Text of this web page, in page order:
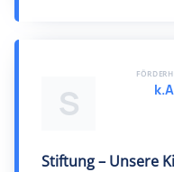
S
Stiftung – Unsere
k.A